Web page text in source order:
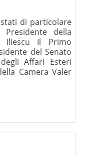
di particolare
della
Iliescu Il Primo
del Senato
Affari Esteri
Camera Valer